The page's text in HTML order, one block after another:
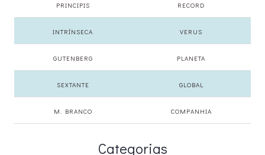
PRINCIPIS RECORD
INTRÍNSECA VERUS
GUTENBERG PLANETA
SEXTANTE GLOBAL
M. BRANCO COMPANHIA
Categorias